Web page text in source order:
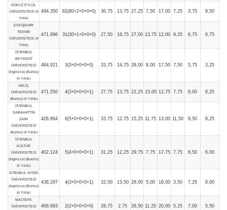
DOKUZ EYLÜL
ÜNİVERSİTESİ (4
Yıllık)
494,350 82(80+2+0+0+0) 30,75 13,75 27,25 7,50 17,00 7,25 3,75 8,50
ESKİŞEHİR
TEKNİK
ÜNİVERSİTESİ (4
Yıllık)
471,896 31(30+1+0+0+0) 27,50 16,75 27,00 13,75 12,00 9,25 6,75 6,75
İSTANBUL
BEYKENT
ÜNİVERSİTESİ
(İngilizce) (Burslu)
(4 Yıllık)
464,921 3(3+0+0+0+0) 33,75 14,75 28,00 8,00 17,50 7,50 5,75 3,25
HALİÇ
ÜNİVERSİTESİ
(Burslu) (4 Yıllık)
471,550 4(3+0+0+0+1) 27,75 13,75 22,25 15,00 12,75 7,75 8,00 8,25
İSTANBUL
SABAHATTİN
ZAİM
ÜNİVERSİTESİ
(Burslu) (4 Yıllık)
426,864 6(5+0+0+0+1) 33,75 12,75 15,25 11,75 13,00 11,50 8,50 8,25
İSTANBUL
KÜLTÜR
ÜNİVERSİTESİ
(İngilizce) (Burslu)
(4 Yıllık)
402,124 5(4+0+0+0+1) 31,25 12,25 29,75 7,75 17,75 7,75 6,50 6,00
İSTANBUL AYDIN
ÜNİVERSİTESİ
(İngilizce) (Burslu)
(4 Yıllık)
438,297 4(3+0+0+0+1) 32,50 13,50 28,00 5,00 18,00 3,50 7,25 8,00
MALTEPE
ÜNİVERSİTESİ
466,683 2(2+0+0+0+0) 28,75 2,75 26,50 11,25 20,00 5,25 7,00 5,50